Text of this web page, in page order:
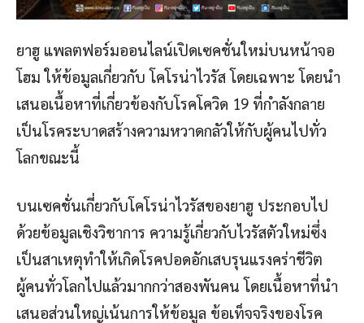
ยาฮู แพลตฟอร์มออนไลน์เปิดเซคชั่นใหม่บนหน้าจอ
โฮม ให้ข้อมูลเกี่ยวกับ โคโรน่าไวรัส โดยเฉพาะ โดยนำ
เสนอเนื้อหาที่เกี่ยวข้องกับโรคโควิด 19 ที่กำลังกลาย
เป็นโรคระบาดสร้างความหวาดกลัวให้กับผู้คนไปทั่ว
โลกขณะนี้
บนเซคชั่นเกี่ยวกับโคโรน่าไวรัสของยาฮู ประกอบไป
ด้วยข้อมูลเชิงวิชาการ ความรู้เกี่ยวกับไวรัสตัวใหม่ซึ่ง
เป็นสาเหตุทำให้เกิดโรคปอดอักเสบรุนแรงคร่าชีวิต
ผู้คนทั่วโลกไปแล้วมากกว่าสองพันคน โดยเนื้อหาที่นำ
เสนอส่วนใหญ่เน้นการให้ข้อมูล ข้อเท็จจริงของโรค